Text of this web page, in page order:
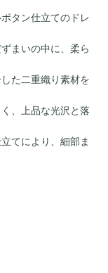
タン仕立てのドレ
まいの中に、柔ら
た二重織り素材を
、上品な光沢と落
てにより、細部ま